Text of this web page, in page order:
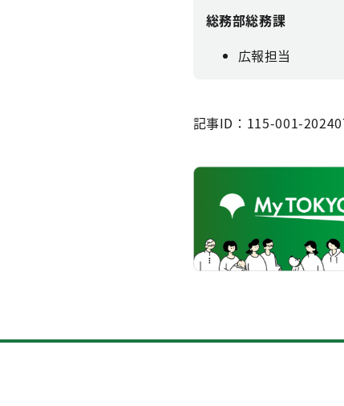
総務部総務課
広報担当
記事ID：115-001-